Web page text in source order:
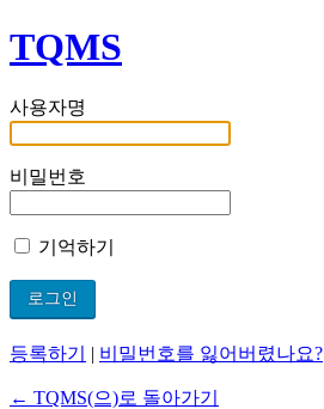
TQMS
사용자명
비밀번호
기억하기
등록하기 | 비밀번호를 잃어버렸나요?
← TQMS(으)로 돌아가기